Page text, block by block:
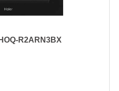
R2ARN3BX